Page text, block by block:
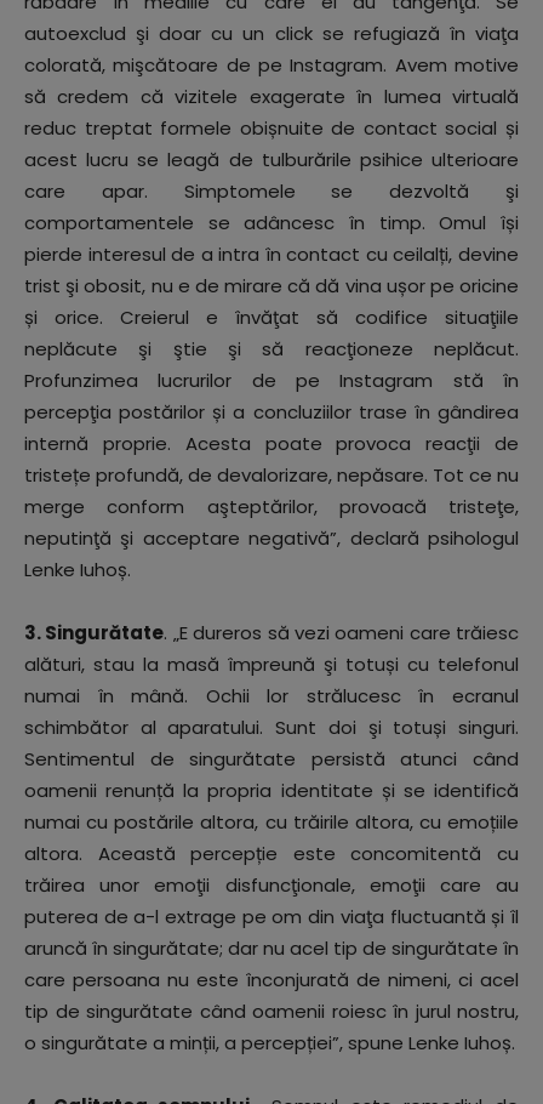
autoexclud şi doar cu un click se refugiază în viaţa
colorată, mişcătoare de pe Instagram. Avem motive
să credem că vizitele exagerate în lumea virtuală
reduc treptat formele obișnuite de contact social și
acest lucru se leagă de tulburările psihice ulterioare
care apar. Simptomele se dezvoltă şi
comportamentele se adâncesc în timp. Omul își
pierde interesul de a intra în contact cu ceilalți, devine
trist şi obosit, nu e de mirare că dă vina ușor pe oricine
și orice. Creierul e învăţat să codifice situaţiile
neplăcute şi ştie şi să reacţioneze neplăcut.
Profunzimea lucrurilor de pe Instagram stă în
percepţia postărilor și a concluziilor trase în gândirea
internă proprie. Acesta poate provoca reacţii de
tristețe profundă, de devalorizare, nepăsare. Tot ce nu
merge conform aşteptărilor, provoacă tristeţe,
neputinţă şi acceptare negativă”, declară psihologul
Lenke Iuhoș.
3. Singurătate. „E dureros să vezi oameni care trăiesc
alături, stau la masă împreună şi totuși cu telefonul
numai în mână. Ochii lor strălucesc în ecranul
schimbător al aparatului. Sunt doi şi totuși singuri.
Sentimentul de singurătate persistă atunci când
oamenii renunță la propria identitate și se identifică
numai cu postările altora, cu trăirile altora, cu emoțiile
altora. Această percepție este concomitentă cu
trăirea unor emoţii disfuncţionale, emoţii care au
puterea de a-l extrage pe om din viaţa fluctuantă și îl
aruncă în singurătate; dar nu acel tip de singurătate în
care persoana nu este înconjurată de nimeni, ci acel
tip de singurătate când oamenii roiesc în jurul nostru,
o singurătate a minții, a percepției”, spune Lenke Iuhoș.